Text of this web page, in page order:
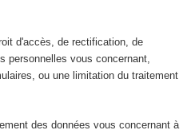
d'accès, de rectification, de
personnelles vous concernant,
ou une limitation du traitement
des données vous concernant à